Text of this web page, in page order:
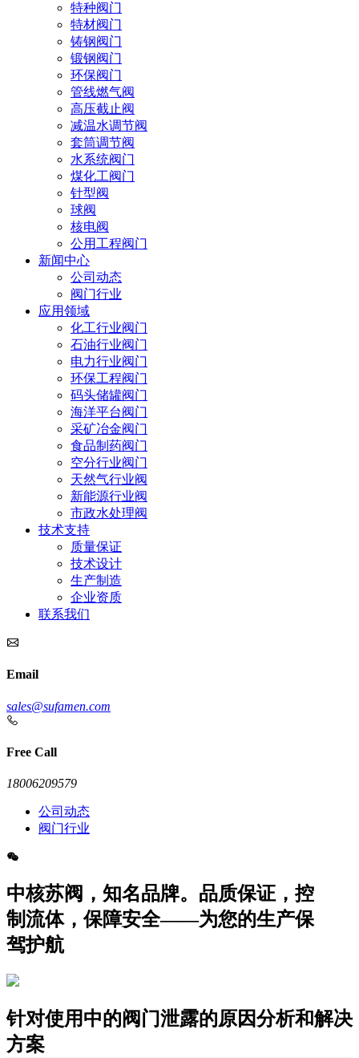
特种阀门
特材阀门
铸钢阀门
锻钢阀门
环保阀门
管线燃气阀
高压截止阀
减温水调节阀
套筒调节阀
水系统阀门
煤化工阀门
针型阀
球阀
核电阀
公用工程阀门
新闻中心
公司动态
阀门行业
应用领域
化工行业阀门
石油行业阀门
电力行业阀门
环保工程阀门
码头储罐阀门
海洋平台阀门
采矿冶金阀门
食品制药阀门
空分行业阀门
天然气行业阀
新能源行业阀
市政水处理阀
技术支持
质量保证
技术设计
生产制造
企业资质
联系我们
Email
sales@sufamen.com
Free Call
18006209579
公司动态
阀门行业
中核苏阀，知名品牌。品质保证，控
制流体，保障安全——为您的生产保
驾护航
针对使用中的阀门泄露的原因分析和解决
方案